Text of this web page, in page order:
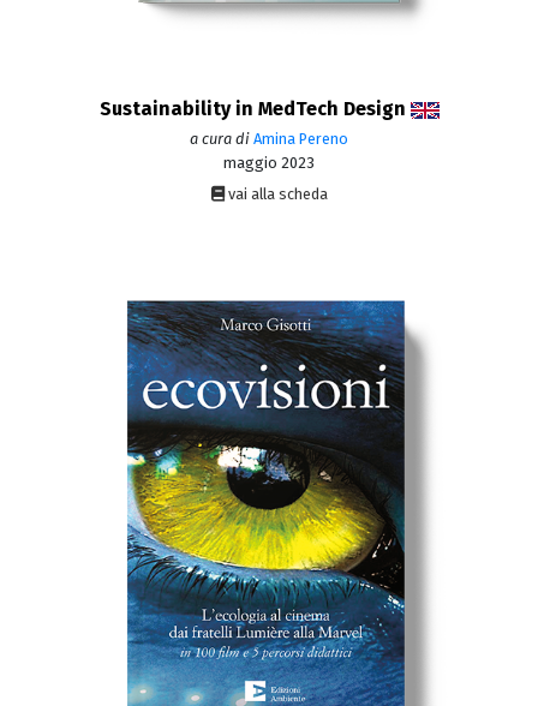
Sustainability in MedTech Design
a cura di Amina Pereno
maggio 2023
vai alla scheda